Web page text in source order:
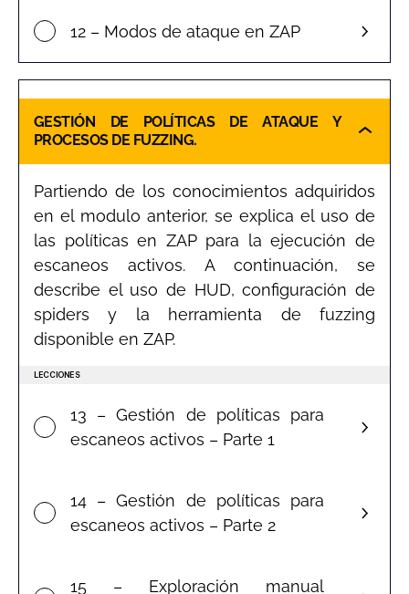
12 – Modos de ataque en ZAP
GESTIÓN DE POLÍTICAS DE ATAQUE Y
PROCESOS DE FUZZING.
Partiendo de los conocimientos adquiridos
en el modulo anterior, se explica el uso de
las políticas en ZAP para la ejecución de
escaneos activos. A continuación, se
describe el uso de HUD, configuración de
spiders y la herramienta de fuzzing
disponible en ZAP.
LECCIONES
13 – Gestión de políticas para
escaneos activos – Parte 1
14 – Gestión de políticas para
escaneos activos – Parte 2
15 – Exploración manual